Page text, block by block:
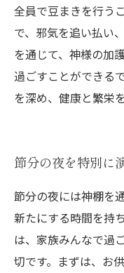
全員で豆まきを行う
で、邪気を追い払い
を通じて、神様の加
過ごすことができる
を深め、健康と繁栄
節分の夜を特別に
節分の夜には神棚を
新たにする時間を持
は、家族みんなで過
切です。まずは、お